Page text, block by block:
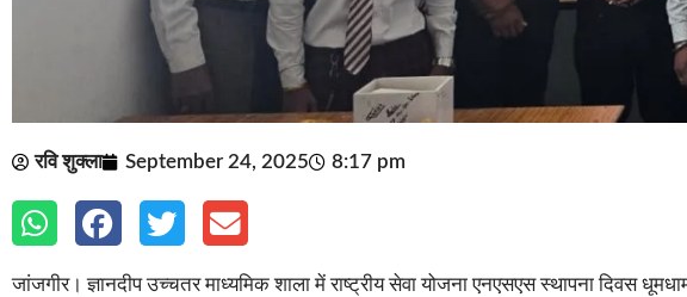
रवि शुक्ला September 24, 2025 8:17 pm
जांजगीर। ज्ञानदीप उच्चतर माध्यमिक शाला में राष्ट्रीय सेवा योजना एनएसएस स्थापना दिवस